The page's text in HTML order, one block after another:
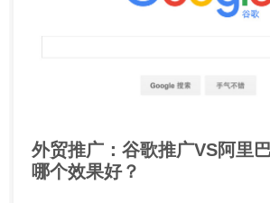
外贸推广：谷歌推广VS阿里
哪个效果好？